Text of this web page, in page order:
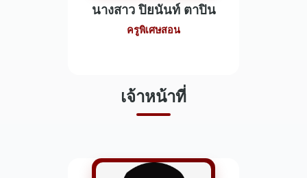
นางสาว ปิยนันท์ ตาปิน
ครูพิเศษสอน
เจ้าหน้าที่